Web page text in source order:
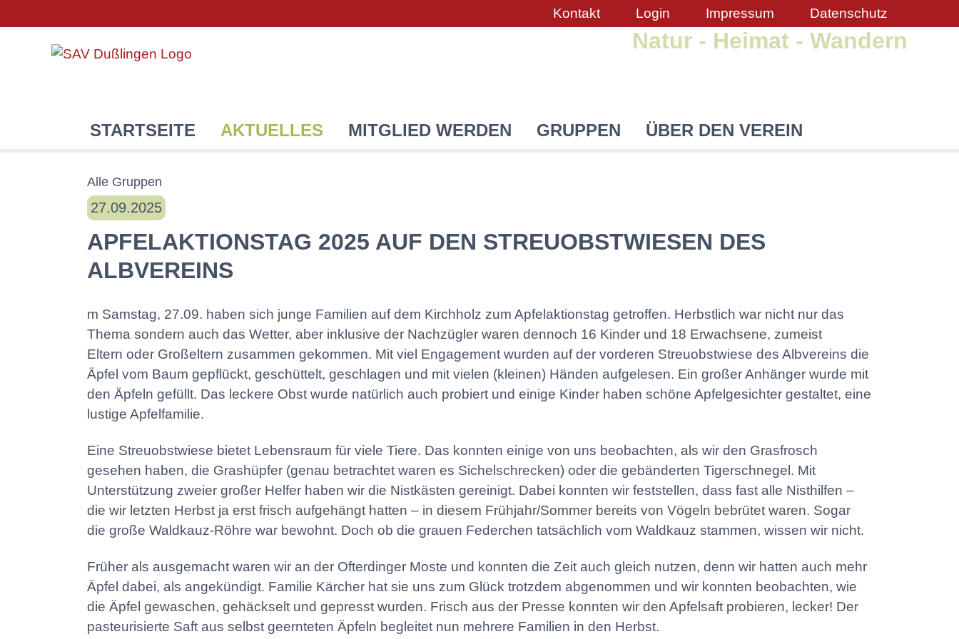
Kontakt Login Impressum Datenschutz
Natur - Heimat - Wandern
STARTSEITE AKTUELLES MITGLIED WERDEN GRUPPEN ÜBER DEN VEREIN
Alle Gruppen
27.09.2025
APFELAKTIONSTAG 2025 AUF DEN STREUOBSTWIESEN DES
ALBVEREINS
m Samstag, 27.09. haben sich junge Familien auf dem Kirchholz zum Apfelaktionstag getroffen. Herbstlich war nicht nur das
Thema sondern auch das Wetter, aber inklusive der Nachzügler waren dennoch 16 Kinder und 18 Erwachsene, zumeist
Eltern oder Großeltern zusammen gekommen. Mit viel Engagement wurden auf der vorderen Streuobstwiese des Albvereins die
Äpfel vom Baum gepflückt, geschüttelt, geschlagen und mit vielen (kleinen) Händen aufgelesen. Ein großer Anhänger wurde mit
den Äpfeln gefüllt. Das leckere Obst wurde natürlich auch probiert und einige Kinder haben schöne Apfelgesichter gestaltet, eine
lustige Apfelfamilie.
Eine Streuobstwiese bietet Lebensraum für viele Tiere. Das konnten einige von uns beobachten, als wir den Grasfrosch
gesehen haben, die Grashüpfer (genau betrachtet waren es Sichelschrecken) oder die gebänderten Tigerschnegel. Mit
Unterstützung zweier großer Helfer haben wir die Nistkästen gereinigt. Dabei konnten wir feststellen, dass fast alle Nisthilfen –
die wir letzten Herbst ja erst frisch aufgehängt hatten – in diesem Frühjahr/Sommer bereits von Vögeln bebrütet waren. Sogar
die große Waldkauz-Röhre war bewohnt. Doch ob die grauen Federchen tatsächlich vom Waldkauz stammen, wissen wir nicht.
Früher als ausgemacht waren wir an der Ofterdinger Moste und konnten die Zeit auch gleich nutzen, denn wir hatten auch mehr
Äpfel dabei, als angekündigt. Familie Kärcher hat sie uns zum Glück trotzdem abgenommen und wir konnten beobachten, wie
die Äpfel gewaschen, gehäckselt und gepresst wurden. Frisch aus der Presse konnten wir den Apfelsaft probieren, lecker! Der
pasteurisierte Saft aus selbst geernteten Äpfeln begleitet nun mehrere Familien in den Herbst.